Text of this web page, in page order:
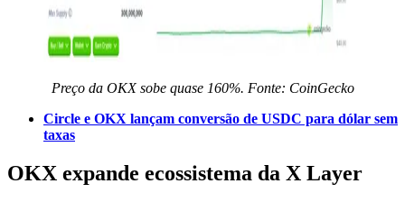
Preço da OKX sobe quase 160%. Fonte: CoinGecko
Circle e OKX lançam conversão de USDC para dólar sem
taxas
OKX expande ecossistema da X Layer